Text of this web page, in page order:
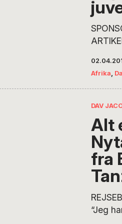
på
– For
Mille
på en
barn
før.
Afrika,
DAV
Alt
fra
“Jeg